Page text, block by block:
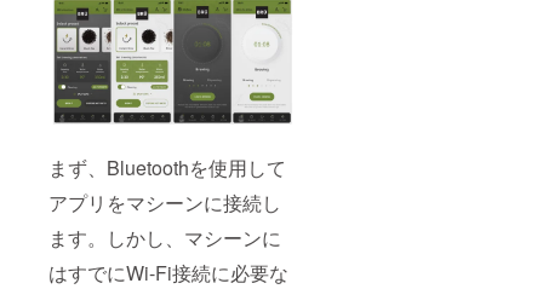
まず、Bluetoothを使用して
アプリをマシーンに接続し
ます。しかし、マシーンに
はすでにWi-Fi接続に必要な